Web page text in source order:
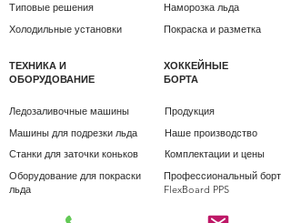
Типовые решения
Холодильные установки
Наморозка льда
Покраска и разметка
ТЕХНИКА И
ОБОРУДОВАНИЕ
ХОККЕЙНЫЕ
БОРТА
Ледозаливочные машины
Продукция
Машины для подрезки льда
Наше производство
Станки для заточки коньков
Комплектации и цены
Оборудование для покраски
льда
Профессиональный борт
FlexBoard PPS